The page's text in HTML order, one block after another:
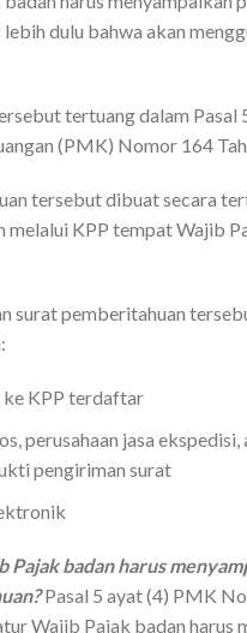
lebih dulu bahwa akan
tertuang dalam Pasal
(PMK) Nomor 164
tersebut dibuat secara
melalui KPP tempat Wajib
surat pemberitahuan
ke KPP terdaftar
perusahaan jasa
pengiriman surat
Pajak badan harus
Pasal 5 ayat (4) PMK
Wajib Pajak badan harus